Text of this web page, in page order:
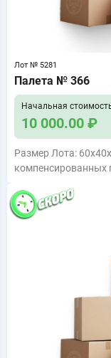
Лот № 5281
Палета № 366
Начальная
10 000.00 ₽
Размер Лота:
компенсированных